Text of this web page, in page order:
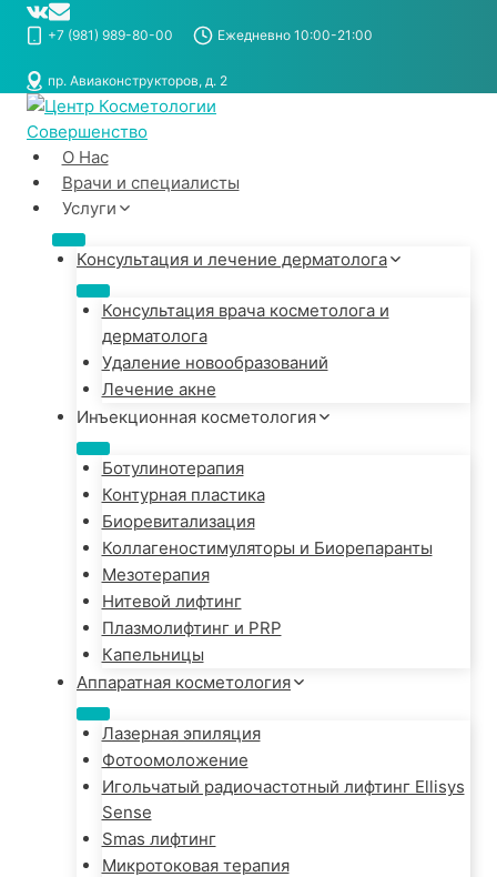
Перейти
+7 (981) 989-80-00 Ежедневно 10:00-21:00
пр. Авиаконструкторов, д. 2
О Нас
Врачи и специалисты
Услуги
Консультация и лечение дерматолога
Консультация врача косметолога и
дерматолога
Удаление новообразований
Лечение акне
Инъекционная косметология
Ботулинотерапия
Контурная пластика
Биоревитализация
Коллагеностимуляторы и Биорепаранты
Мезотерапия
Нитевой лифтинг
Плазмолифтинг и PRP
Капельницы
Аппаратная косметология
Лазерная эпиляция
Фотоомоложение
Игольчатый радиочастотный лифтинг Ellisys
Sense
Smas лифтинг
Микротоковая терапия